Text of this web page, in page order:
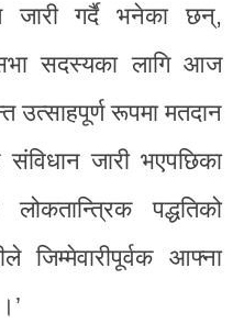
जारी गर्दै भनेका छन्,
सदस्यका लागि आज
उत्साहपूर्ण रूपमा मतदान
जारी भएपछिका
पद्धतिको
जिम्मेवारीपूर्वक आफ्ना